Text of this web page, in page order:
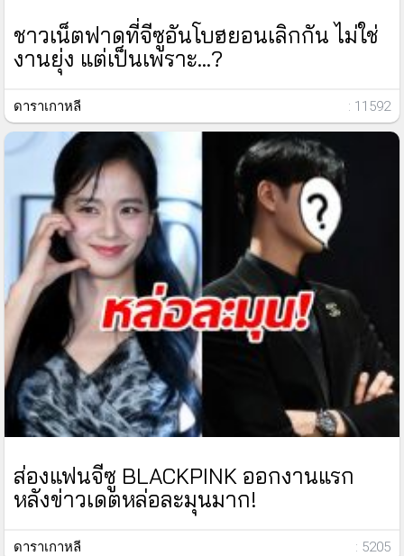
ชาวเน็ตฟาดที่จีซูอันโบฮยอนเลิกกัน ไม่ใช่
งานยุ่ง แต่เป็นเพราะ...?
ดาราเกาหลี : 11592
ส่องแฟนจีซู BLACKPINK ออกงานแรก
หลังข่าวเดตหล่อละมุนมาก!
ดาราเกาหลี : 5205